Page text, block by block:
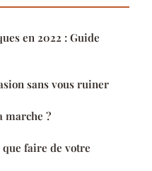
en 2022 : Guide
sans vous ruiner
marche ?
faire de votre